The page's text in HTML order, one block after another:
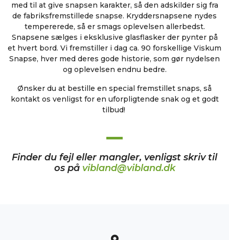
med til at give snapsen karakter, så den adskilder sig fra
de fabriksfremstillede snapse. Kryddersnapsene nydes
tempererede, så er smags oplevelsen allerbedst.
Snapsene sælges i eksklusive glasflasker der pynter på
et hvert bord. Vi fremstiller i dag ca. 90 forskellige Viskum
Snapse, hver med deres gode historie, som gør nydelsen
og oplevelsen endnu bedre.
Ønsker du at bestille en special fremstillet snaps, så
kontakt os venligst for en uforpligtende snak og et godt
tilbud!
Finder du fejl eller mangler, venligst skriv til
os på vibland@vibland.dk